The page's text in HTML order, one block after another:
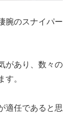
腕のスナイパー
があり、数々の
す。
適任であると思